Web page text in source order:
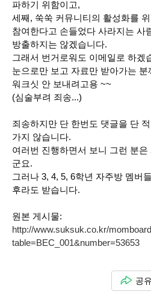
파하기 위함이고,
세째, 쑥쑥 커뮤니티의 활성화를
참여한다고 손들었다 사라지는 사
방출하지는 않겠습니다.
그래서 번거로워도 이메일로 하겠
눈으로만 보고 자료만 받아가는
워크싯 안 보내려고용 ~~
(심술부려 죄송...)
죄송하지만 단 한번도 댓글을 단
가지 않습니다.
여러번 진행하면서 보니 그런 분
군요.
그러나 3, 4, 5, 6학년 자주방 멤버
후라도 받습니다.
원본 게시물:
http://www.suksuk.co.kr/
table=BEC_001&number=53653
공유